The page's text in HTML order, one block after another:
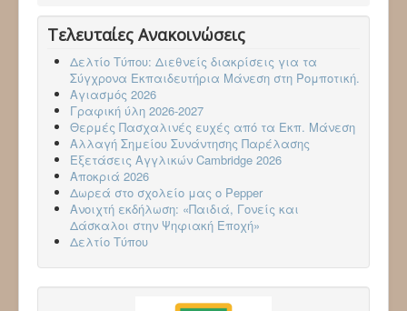
Τελευταίες Ανακοινώσεις
Δελτίο Τύπου: Διεθνείς διακρίσεις για τα
Σύγχρονα Εκπαιδευτήρια Μάνεση στη Ρομποτική.
Αγιασμός 2026
Γραφική ύλη 2026-2027
Θερμές Πασχαλινές ευχές από τα Εκπ. Μάνεση
Αλλαγή Σημείου Συνάντησης Παρέλασης
Εξετάσεις Αγγλικών Cambridge 2026
Aποκριά 2026
Δωρεά στο σχολείο μας ο Pepper
Ανοιχτή εκδήλωση: «Παιδιά, Γονείς και
Δάσκαλοι στην Ψηφιακή Εποχή»
Δελτίο Τύπου